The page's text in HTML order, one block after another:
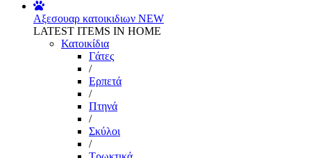
Αξεσουαρ κατοικιδιων NEW
LATEST ITEMS IN HOME
Κατοικίδια
Γάτες
/
Ερπετά
/
Πτηνά
/
Σκύλοι
/